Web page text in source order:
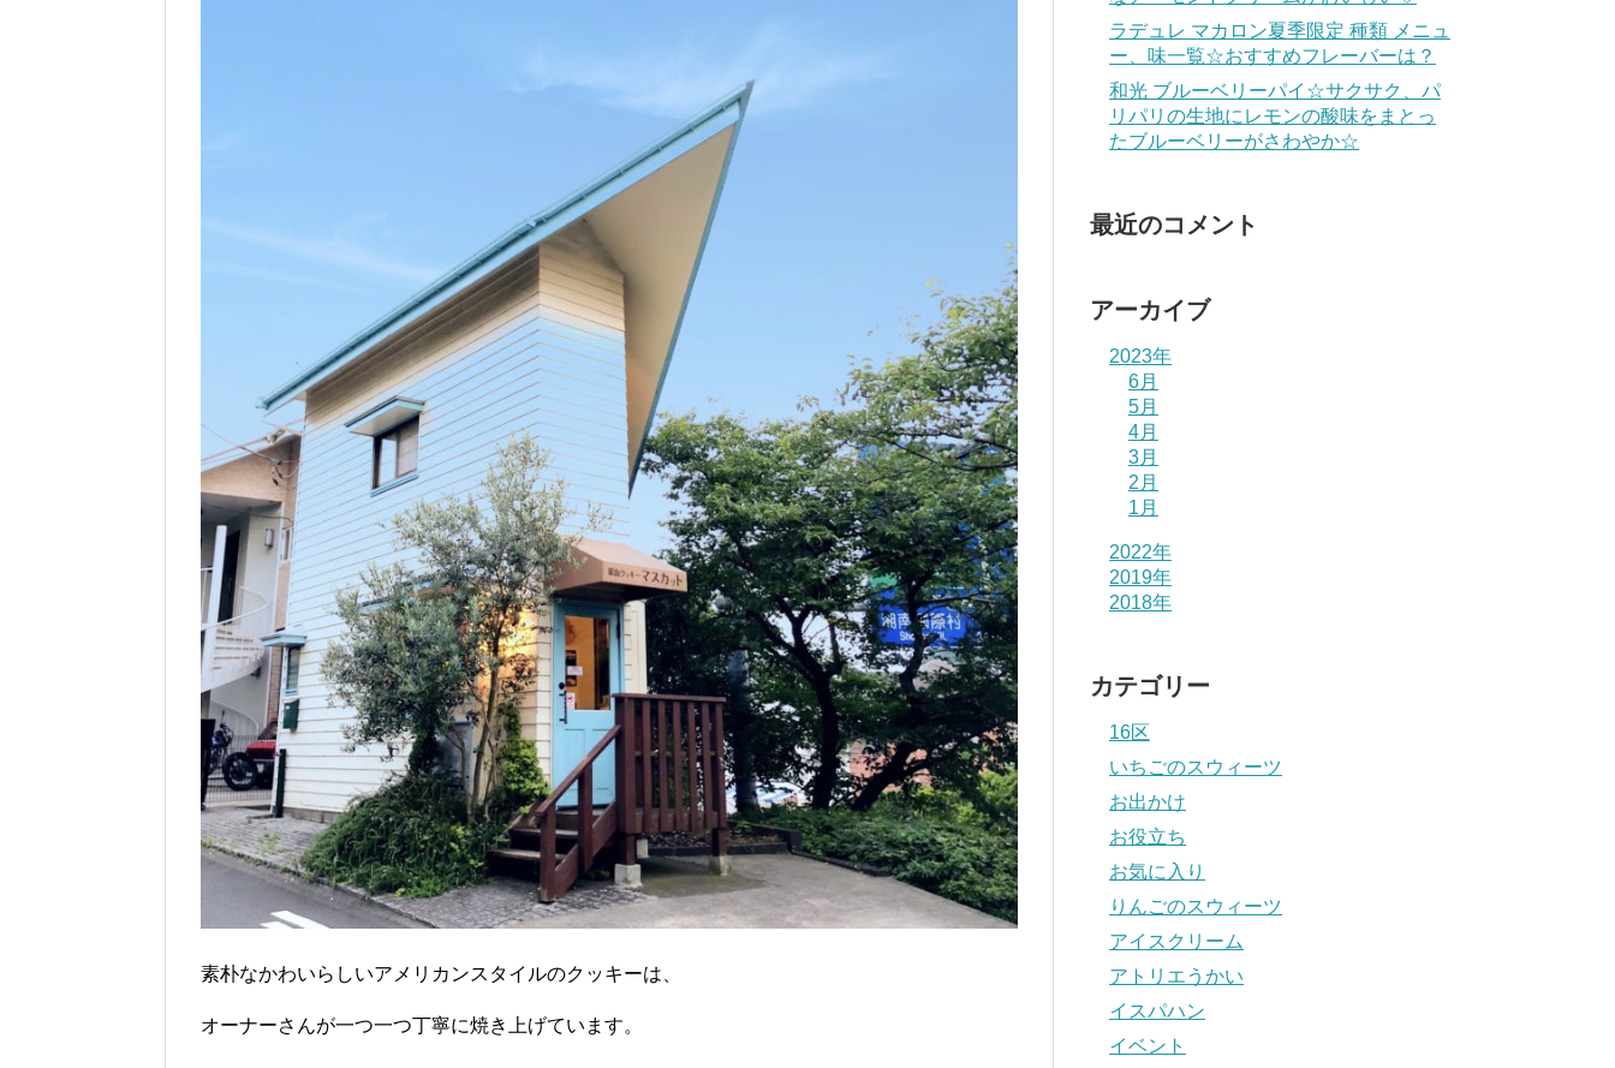
素朴なかわいらしいアメリカンスタイルのクッキーは、
オーナーさんが一つ一つ丁寧に焼き上げています。
ラデュレ マカロン夏季限定 種類 メニュ
ー、味一覧☆おすすめフレーバーは？
和光 ブルーベリーパイ☆サクサク、パ
リパリの生地にレモンの酸味をまとっ
たブルーベリーがさわやか☆
最近のコメント
アーカイブ
2023年
6月
5月
4月
3月
2月
1月
2022年
2019年
2018年
カテゴリー
16区
いちごのスウィーツ
お出かけ
お役立ち
お気に入り
りんごのスウィーツ
アイスクリーム
アトリエうかい
イスパハン
イベント